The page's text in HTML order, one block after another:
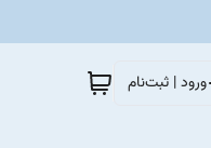
ورود | ثبت‌نام